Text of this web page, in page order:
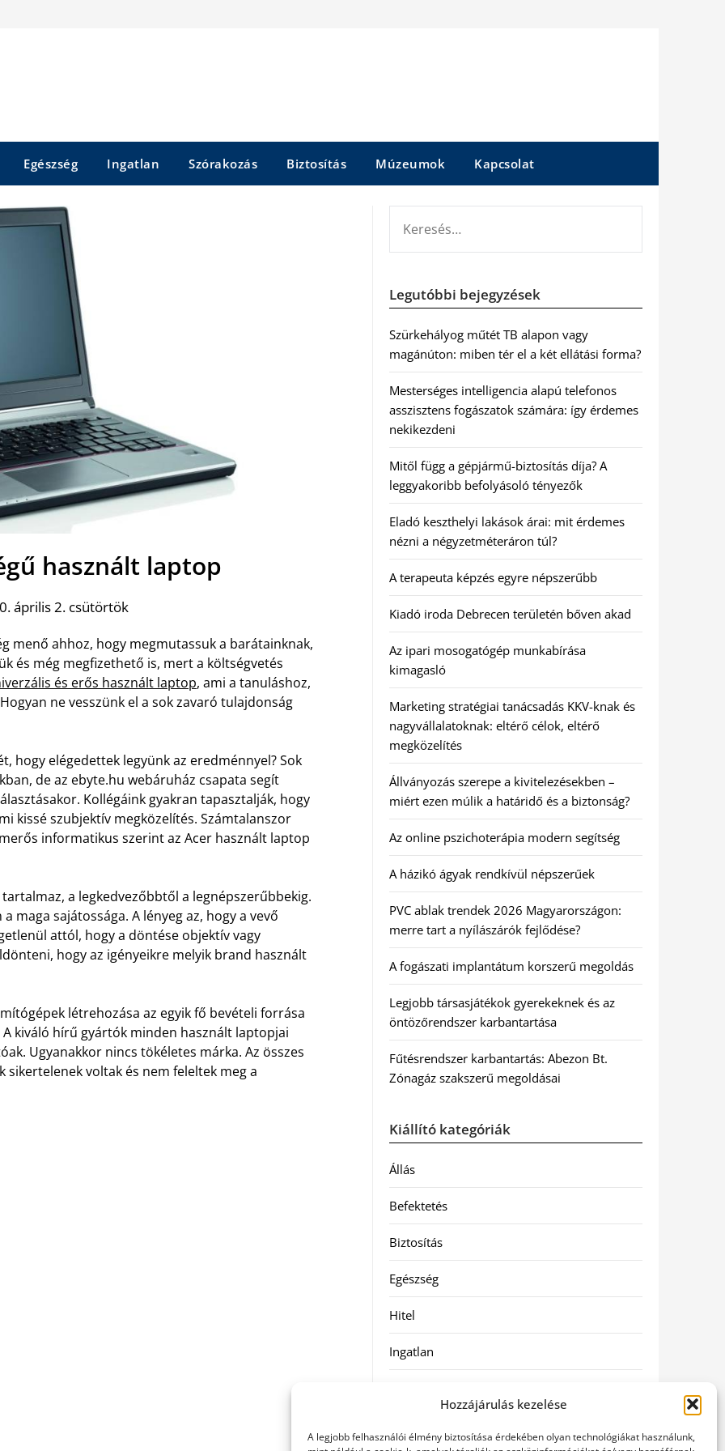
Hozzájárulás kezelése
A legjobb felhasználói élmény biztosítása érdekében olyan technológiákat használunk,
Egészség Ingatlan Szórakozás Biztosítás Múzeumok Kapcsolat
használt laptop
április 2. csütörtök
menő ahhoz, hogy megmutassuk a barátainknak,
és még megfizethető is, mert a költségvetés
és erős használt laptop, ami a tanuláshoz,
ne vesszünk el a sok zavaró tulajdonság
hogy elégedettek legyünk az eredménnyel? Sok
de az ebyte.hu webáruház csapata segít
Kollégáink gyakran tapasztalják, hogy
kissé szubjektív megközelítés. Számtalanszor
informatikus szerint az Acer használt laptop
a legkedvezőbbtől a legnépszerűbbekig.
maga sajátossága. A lényeg az, hogy a vevő
attól, hogy a döntése objektív vagy
hogy az igényeikre melyik brand használt
létrehozása az egyik fő bevételi forrása
A kiváló hírű gyártók minden használt laptopjai
Ugyanakkor nincs tökéletes márka. Az összes
voltak és nem feleltek meg a
Legutóbbi bejegyzések
Szürkehályog műtét TB alapon vagy
magánúton: miben tér el a két ellátási forma?
Mesterséges intelligencia alapú telefonos
asszisztens fogászatok számára: így érdemes
nekikezdeni
Mitől függ a gépjármű-biztosítás díja? A
leggyakoribb befolyásoló tényezők
Eladó keszthelyi lakások árai: mit érdemes
nézni a négyzetméteráron túl?
A terapeuta képzés egyre népszerűbb
Kiadó iroda Debrecen területén bőven akad
Az ipari mosogatógép munkabírása
kimagasló
Marketing stratégiai tanácsadás KKV-knak és
nagyvállalatoknak: eltérő célok, eltérő
megközelítés
Állványozás szerepe a kivitelezésekben –
miért ezen múlik a határidő és a biztonság?
Az online pszichoterápia modern segítség
A házikó ágyak rendkívül népszerűek
PVC ablak trendek 2026 Magyarországon:
merre tart a nyílászárók fejlődése?
A fogászati implantátum korszerű megoldás
Legjobb társasjátékok gyerekeknek és az
öntözőrendszer karbantartása
Fűtésrendszer karbantartás: Abezon Bt.
Zónagáz szakszerű megoldásai
Kiállító kategóriák
Állás
Befektetés
Biztosítás
Egészség
Hitel
Ingatlan